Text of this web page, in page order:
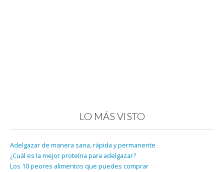
LO MÁS VISTO
Adelgazar de manera sana, rápida y permanente
¿Cuál es la mejor proteína para adelgazar?
Los 10 peores alimentos que puedes comprar